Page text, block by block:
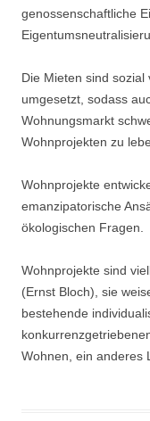
genossenschaftliche
Die Mieten sind
umgesetzt, sodass
Wohnungsmarkt
Wohnprojekten zu
Wohnprojekte
emanzipatorische
ökologischen Fragen.
Wohnprojekte sind
(Ernst Bloch), sie
bestehende
Wohnen, ein anderes